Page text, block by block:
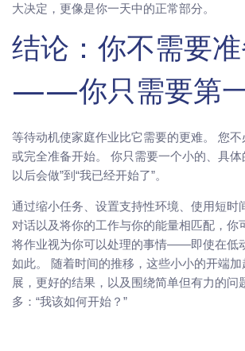
大决定，更像是你一天中的正常部分。
结论：你不需要
——你只需要第
等待动机使家庭作业比它需要的更难。 您
或完全准备开始。 你只需要一个小的、具体
以后会做”到“我已经开始了”。
通过缩小任务、设置支持性环境、使用短时
对话以及将你的工作与你的能量相匹配，你
将作业视为你可以处理的事情——即使在低
如此。 随着时间的推移，这些小小的开端
展，更好的结果，以及围绕简单但有力的问
多：“我该如何开始？”